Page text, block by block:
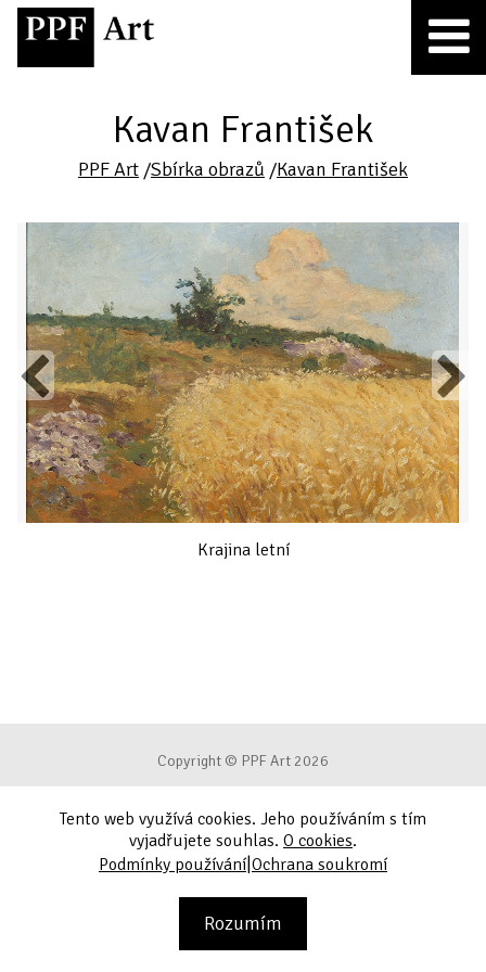
Kavan František
PPF Art /Sbírka obrazů /Kavan František
Previous
Krajina letní
Next
Copyright © PPF Art 2026
Podmínky používání
Ochrana soukromí
Tento web využívá cookies. Jeho používáním s tím
vyjadřujete souhlas. O cookies.
Podmínky používání|Ochrana soukromí
Rozumím